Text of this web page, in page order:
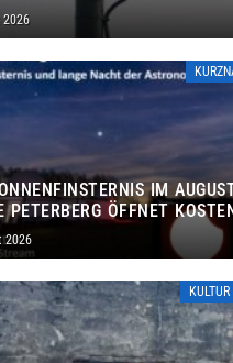
2026
IM
PETERBERG ÖFFNET
2026